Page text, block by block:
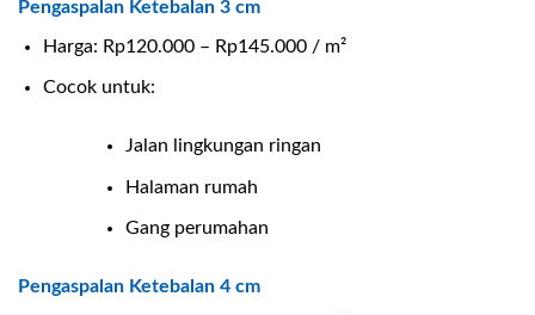
Pengaspalan Ketebalan 3 cm
Harga: Rp120.000 – Rp145.000 / m²
Cocok untuk:
Jalan lingkungan ringan
Halaman rumah
Gang perumahan
Pengaspalan Ketebalan 4 cm